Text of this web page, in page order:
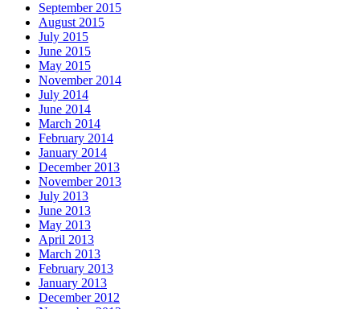
September 2015
August 2015
July 2015
June 2015
May 2015
November 2014
July 2014
June 2014
March 2014
February 2014
January 2014
December 2013
November 2013
July 2013
June 2013
May 2013
April 2013
March 2013
February 2013
January 2013
December 2012